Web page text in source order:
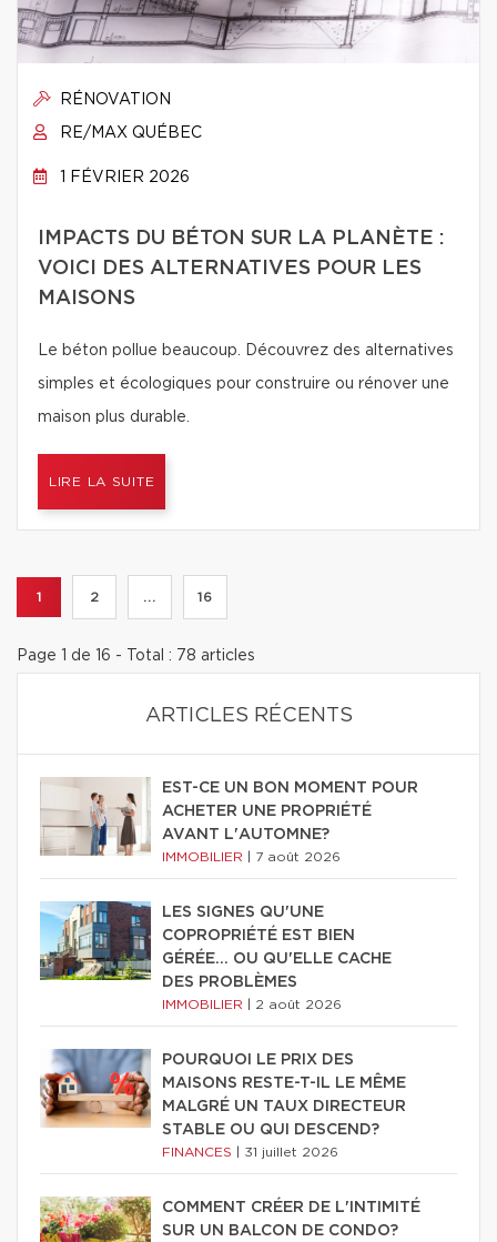
RÉNOVATION
RE/MAX QUÉBEC
1 FÉVRIER 2026
IMPACTS DU BÉTON SUR LA PLANÈTE :
VOICI DES ALTERNATIVES POUR LES
MAISONS
Le béton pollue beaucoup. Découvrez des alternatives
simples et écologiques pour construire ou rénover une
maison plus durable.
LIRE LA SUITE
1 2 ... 16
Page 1 de 16 - Total : 78 articles
ARTICLES RÉCENTS
EST-CE UN BON MOMENT POUR
ACHETER UNE PROPRIÉTÉ
AVANT L'AUTOMNE?
IMMOBILIER 7 août 2026
LES SIGNES QU'UNE
COPROPRIÉTÉ EST BIEN
GÉRÉE… OU QU'ELLE CACHE
DES PROBLÈMES
IMMOBILIER 2 août 2026
POURQUOI LE PRIX DES
MAISONS RESTE-T-IL LE MÊME
MALGRÉ UN TAUX DIRECTEUR
STABLE OU QUI DESCEND?
FINANCES 31 juillet 2026
COMMENT CRÉER DE L'INTIMITÉ
SUR UN BALCON DE CONDO?